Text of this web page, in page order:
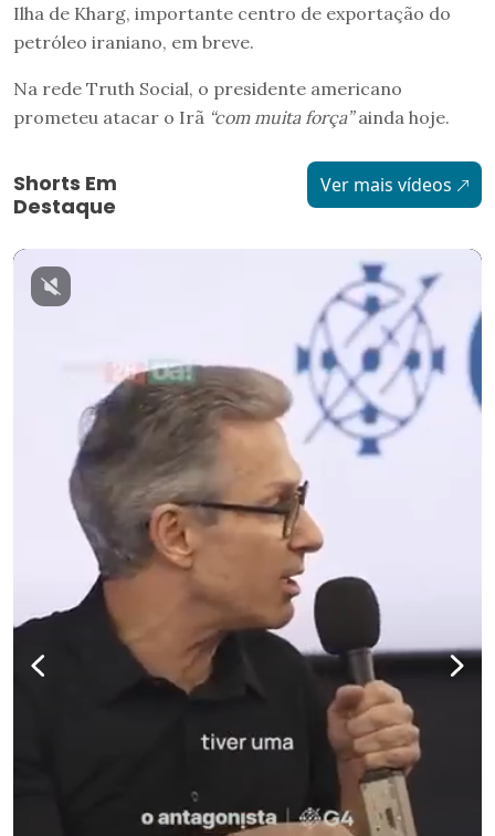
Ilha de Kharg, importante centro de exportação do
petróleo iraniano, em breve.
Na rede Truth Social, o presidente americano
prometeu atacar o Irã “com muita força”ainda hoje.
Shorts Em
Destaque
Ver mais vídeos